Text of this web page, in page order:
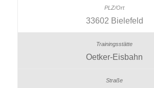
33602 Bielefeld
Oetker-Eisbahn